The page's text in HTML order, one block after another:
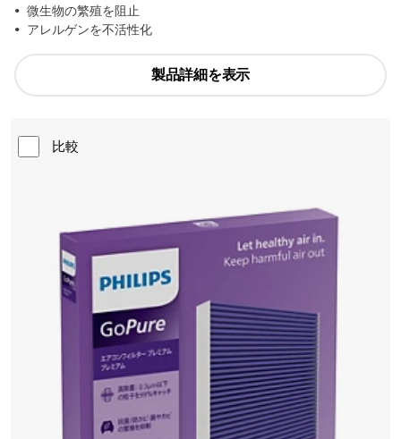
微生物の繁殖を阻止
アレルゲンを不活性化
製品詳細を表示
比較